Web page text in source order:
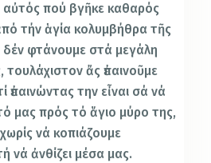
αὐτός πού βγῆκε καθαρός
τήν ἁγία κολυμβήθρα τῆς
δέν φτάνουμε στά μεγάλη
ἄς ἐπαινοῦμε
ἐπαινώντας την εἶναι σά νά
μας πρός τό ἅγιο μύρο της,
νά κοπιάζουμε
νά ἀνθίζει μέσα μας.